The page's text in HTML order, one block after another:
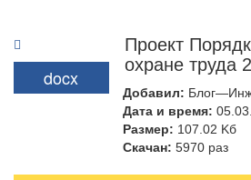
docx
Проект
охране труда
Добавил:
Дата и время:
Размер: 107.02 Kб
Скачан: 5970 раз